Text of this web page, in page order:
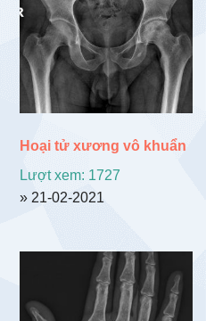
Hoại tử xương vô khuẩn
Lượt xem: 1727
» 21-02-2021